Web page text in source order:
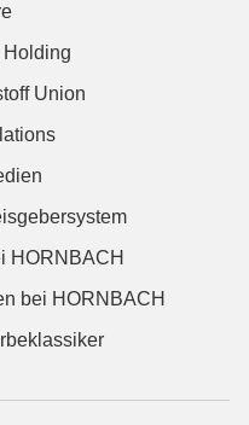
Union
HORNBACH
bei HORNBACH